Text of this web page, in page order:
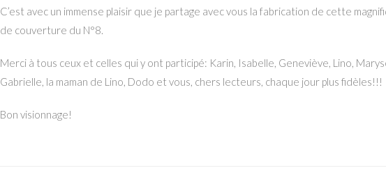
C’est avec un immense plaisir que je partage avec vous la fabrication de cette
de couverture du N°8.
Merci à tous ceux et celles qui y ont participé: Karin, Isabelle, Geneviève, Lino,
Gabrielle, la maman de Lino, Dodo et vous, chers lecteurs, chaque jour plus fidèles!!!
Bon visionnage!